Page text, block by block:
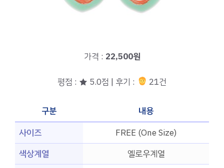
가격 : 22,500원
평점 : ★ 5.0점 | 후기 : 21건
구분
내용
사이즈
FREE (One Size)
색상계열
옐로우계열